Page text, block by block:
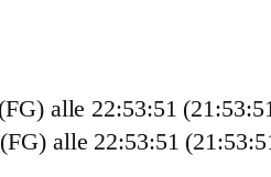
alle 22:53:51